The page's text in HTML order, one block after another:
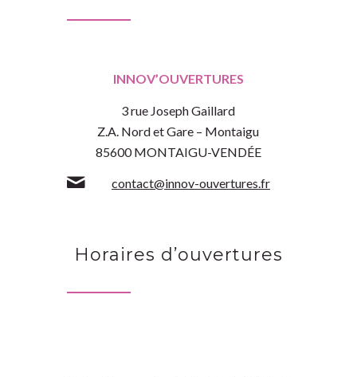
INNOV’OUVERTURES
3 rue Joseph Gaillard
Z.A. Nord et Gare – Montaigu
85600 MONTAIGU-VENDÉE
contact@innov-ouvertures.fr
Horaires d’ouvertures